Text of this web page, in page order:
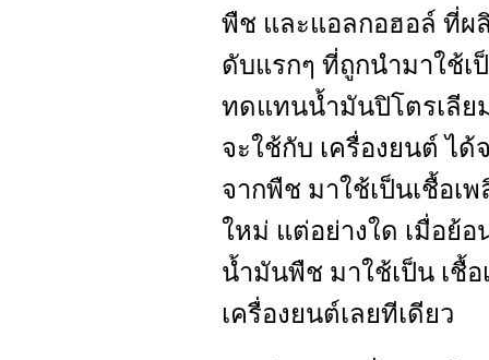
พืช และแอลกอฮอล์ ที่ผ
ดับแรกๆ ที่ถูกนำมาใช้เ
ทดแทนน้ำมันปิโตรเลีย
จะใช้กับ เครื่องยนต์ ไ
จากพืช มาใช้เป็นเชื้อเ
ใหม่ แต่อย่างใด เมื่อย้
น้ำมันพืช มาใช้เป็น เชื้
เครื่องยนต์เลยทีเดียว